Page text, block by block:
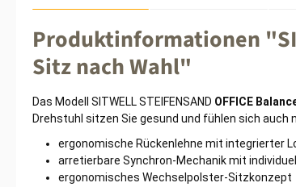
Produktinformationen
Sitz nach Wahl"
Das Modell SITWELL STEIFENSAND OFFICE
Drehstuhl sitzen Sie gesund und fühlen sich
ergonomische Rückenlehne mit integrierter
arretierbare Synchron-Mechanik mit
ergonomisches Wechselpolster-Sitzkonzept